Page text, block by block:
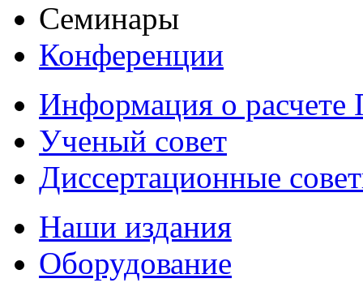
Семинары
Конференции
Информация о
Ученый совет
Диссертационные
Наши издания
Оборудование